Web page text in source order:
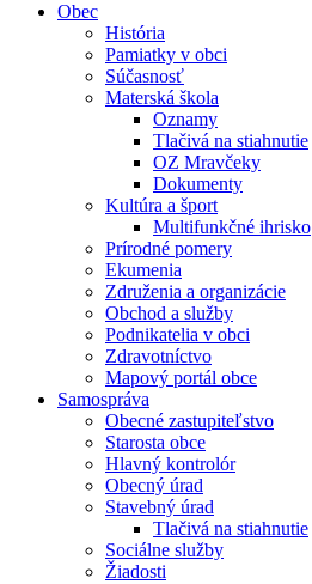
Obec
História
Pamiatky v obci
Súčasnosť
Materská škola
Oznamy
Tlačivá na stiahnutie
OZ Mravčeky
Dokumenty
Kultúra a šport
Multifunkčné ihrisko
Prírodné pomery
Ekumenia
Združenia a organizácie
Obchod a služby
Podnikatelia v obci
Zdravotníctvo
Mapový portál obce
Samospráva
Obecné zastupiteľstvo
Starosta obce
Hlavný kontrolór
Obecný úrad
Stavebný úrad
Tlačivá na stiahnutie
Sociálne služby
Žiadosti